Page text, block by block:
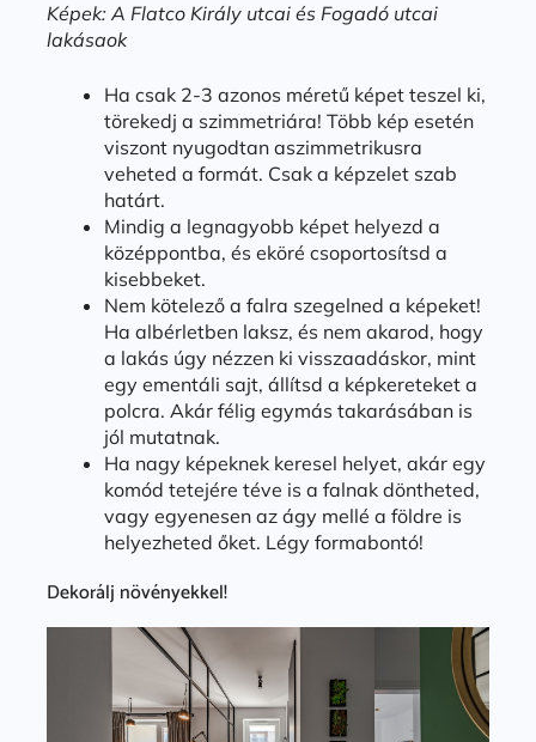
Képek: A Flatco Király utcai és Fogadó utcai
lakásaok
Ha csak 2-3 azonos méretű képet teszel ki,
törekedj a szimmetriára! Több kép esetén
viszont nyugodtan aszimmetrikusra
veheted a formát. Csak a képzelet szab
határt.
Mindig a legnagyobb képet helyezd a
középpontba, és eköré csoportosítsd a
kisebbeket.
Nem kötelező a falra szegelned a képeket!
Ha albérletben laksz, és nem akarod, hogy
a lakás úgy nézzen ki visszaadáskor, mint
egy ementáli sajt, állítsd a képkereteket a
polcra. Akár félig egymás takarásában is
jól mutatnak.
Ha nagy képeknek keresel helyet, akár egy
komód tetejére téve is a falnak döntheted,
vagy egyenesen az ágy mellé a földre is
helyezheted őket. Légy formabontó!
Dekorálj növényekkel!